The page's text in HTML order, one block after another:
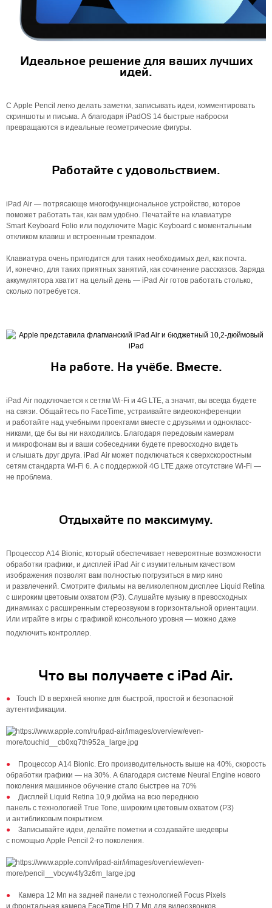
Идеальное решение для ваших лучших
идей.
С Apple Pencil легко делать заметки, записывать идеи, комментировать
скриншоты и письма. А благодаря iPadOS 14 быстрые наброски
превращаются в идеальные геометрические фигуры.
Работайте с удовольствием.
iPad Air — потрясающе многофункциональное устройство, которое
поможет работать так, как вам удобно. Печатайте на клавиатуре
Smart Keyboard Folio или подключите Magic Keyboard с моментальным
откликом клавиш и встроенным трекпадом.
Клавиатура очень пригодится для таких необходимых дел, как почта.
И, конечно, для таких приятных занятий, как сочинение рассказов. Заряда
аккумулятора хватит на целый день — iPad Air готов работать столько,
сколько потребуется.
На работе. На учёбе. Вместе.
iPad Air подключается к сетям Wi‑Fi и 4G LTE, а значит, вы всегда будете
на связи. Общайтесь по FaceTime, устраивайте видеоконференции
и работайте над учебными проектами вместе с друзьями и однокласс­
никами, где бы вы ни находились. Благодаря передовым камерам
и микрофонам вы и ваши собеседники будете превосходно видеть
и слышать друг друга. iPad Air может подключаться к сверх­скоростным
сетям стандарта Wi‑Fi 6. А с поддержкой 4G LTE даже отсутствие Wi‑Fi —
не проблема.
Отдыхайте по максимуму.
Процессор A14 Bionic, который обеспечивает невероятные возможности
обработки графики, и дисплей iPad Air с изумительным качеством
изображения позволят вам полностью погрузиться в мир кино
и развлечений. Смотрите фильмы на великолепном дисплее Liquid Retina
с широким цветовым охватом (P3). Слушайте музыку в превосходных
динамиках с расширенным стереозвуком в горизонтальной ориентации.
Или играйте в игры с графикой консольного уровня — можно даже
подключить контроллер.
Что вы получаете с iPad Air.
Touch ID в верхней кнопке для быстрой, простой и безопасной
аутентификации.
Процессор A14 Bionic. Его производи­тельность выше на 40%, скорость
обработки графики — на 30%. А благодаря системе Neural Engine нового
поколения машинное обучение стало быстрее на 70%
Дисплей Liquid Retina 10,9 дюйма на всю переднюю
панель с технологией True Tone, широким цветовым охватом (P3)
и антибликовым покрытием.
Записывайте идеи, делайте пометки и создавайте шедевры
с помощью Apple Pencil 2‑го поколения.
Камера 12 Мп на задней панели с технологией Focus Pixels
и фронтальная камера FaceTime HD 7 Мп для видеозвонков